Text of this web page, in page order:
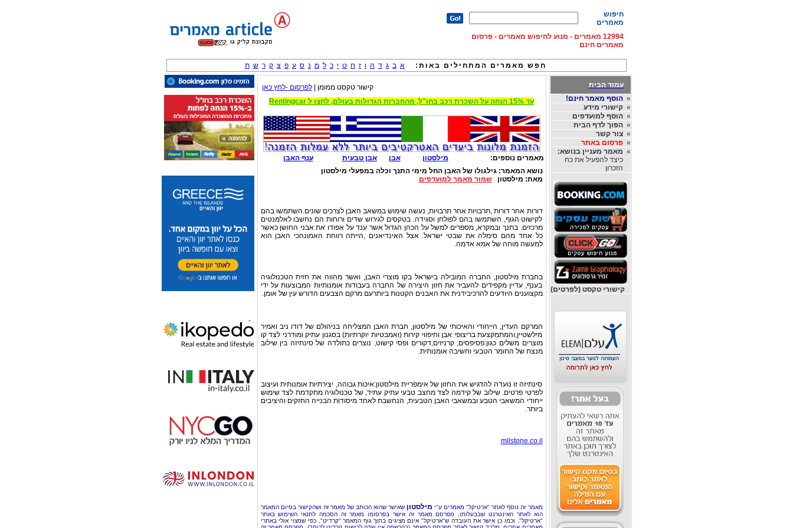
חיפוש
מאמרים
12994 מאמרים - מנוע לחיפוש מאמרים - פרסום
מאמרים חינם
חפש מאמרים המתחילים באות: א ב ג ד ה ו ז ח ט י כ ל מ נ ס ע פ צ ק ר ש ת
עמוד הבית
»הוסף מאמר חינם!
»קישורי מידע
»הוסף למועדפים
»הפוך לדף הבית
»צור קשר
»פרסום באתר
» מאמר מעניין בנושא:
כיצד להפעיל את כח
הזכרון
קישורי טקסט (לפרטים)
קישור טקסט ממומן |לפרסום -לחץ כאן
עד 15% הנחה על השכרת רכב בחו"ל, מהחברות הגדולות בעולם, לחצו ל Rentingcar
מאמרים נוספים: מילסטון אבן אבן טבעית
ענף האבן
נושא המאמר:גילגולו של האבן החל מימי התנך וכלה במפעלי מילסטון
מאת: מילסטוןשמור מאמר למועדפים
דורות אחר דורות ,תרבויות אחר תרבויות, נעשה שימוש במשאב האבן לצרכים שונים.השתמשו בהם
לקישוט הגוף, השתמשו בהם לפולחן וסגידה. בטקסים לגירוש שדים ורוחות הם נחשבו לאלמנטים
מרכזים. בתנך ובמקרא, מספרים למשל על הכהן הגדול אשר ענד על אפודו את אבני החושן כאשר
כל אחד מהם סימלה את שבטי ישראל. אצל האינדיאנים ,הייתה רווחת האמונהכי האבן הוא
למעשה מוחה של אמא אדמה.
בחברת מילסטון, החברה המובילה בישראל בקו מוצרי האבן, ואשר מהווה את חזית הטכנולוגיה
בענף, עדיין מקפידים להעביר את חזון היצירה של החברה בעבודות אומנותיות המבוצעות על ידי
מקצוענים היודעים להרכיבידנית את האבנים הקטנות ביותרעם מרקם הצבעים הדורש עין של אומן.
המרקם העדין, הייחודי והאיכותי של מילסטון, חברת האבן המצליחה בניהולם של דודו ניב ואמיר
מילשטיין,והמתמקצעת בריצופי אבן וחיפווי קירות (ואמבטיות יוקרתיות) בסגנון עתיק ומודרני לצד קו
מוצרים משלים כגון:פסיפסים, קרניזים,דקורים ופסי קישוט, נוצרים כתולדה של סינתיזה בין שילוב
מנצח של החומר הטבעי וחשיבה אומנותית.
סינתיזה זו נועדה להדגיש את החזון של אימפריית מילסטון:איכות גבוהה, יצירתיות אומנותית ועיצוב
לפרטי פרטים. שילוב של קידמה לצד מחצב טבעי עתיק עתיד, של טכנולוגיה מתקדמת לצד שימוש
ייחודי המשאבי הטבע ובמשאבי האבן הטבעית, הנחשבת לאחד מיסודות הבנייה החזקים והיציבים
ביותר.
milstone.co.il
מאמר זה נוסף לאתר "ארטיקל" מאמרים ע"י מילסטון שאישר שהוא הכותב של מאמר זה ושהקישור בסיום המאמר
הוא לאתר האינטרנט שבבעלותו, מפרסם מאמר זה אישר בפרסומו מאמר זה הסכמה לתנאי השימוש באתר
"ארטיקל", וכמו כן אישר את העובדה ש"ארטיקל" אינם מציגים בתוך גוף המאמר "קרדיט", כפי שמצוי אולי באתרי